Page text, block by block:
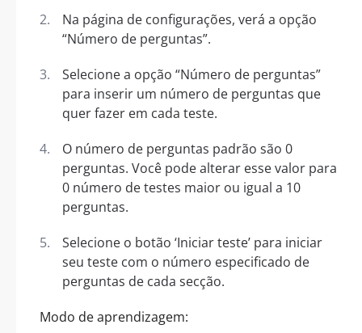
Na página de configurações, verá a opção
“Número de perguntas”.
Selecione a opção “Número de perguntas”
para inserir um número de perguntas que
quer fazer em cada teste.
O número de perguntas padrão são 0
perguntas. Você pode alterar esse valor para
0 número de testes maior ou igual a 10
perguntas.
Selecione o botão ‘Iniciar teste’ para iniciar
seu teste com o número especificado de
perguntas de cada secção.
Modo de aprendizagem: